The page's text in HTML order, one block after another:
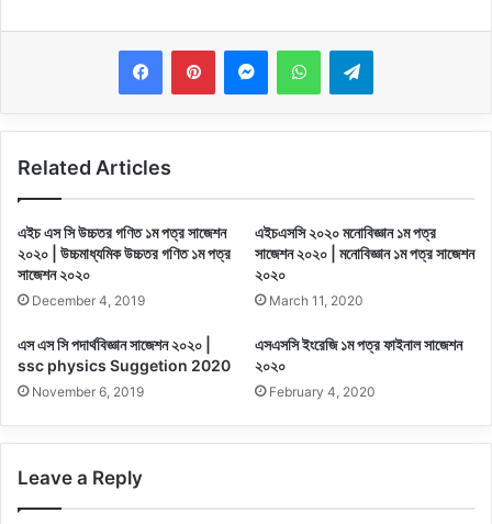
MessengerWhatsAppTelegram
Related Articles
এইচ এস সি উচ্চতর গণিত ১ম পত্র সাজেশন
২০২০ | উচ্চমাধ্যমিক উচ্চতর গণিত ১ম পত্র
সাজেশন ২০২০
December 4, 2019
এইচএসসি ২০২০ মনোবিজ্ঞান ১ম পত্র
সাজেশন ২০২০ | মনোবিজ্ঞান ১ম পত্র সাজেশন
২০২০
March 11, 2020
এস এস সি পদার্থবিজ্ঞান সাজেশন ২০২০ |
ssc physics Suggetion 2020
November 6, 2019
এসএসসি ইংরেজি ১ম পত্র ফাইনাল সাজেশন
২০২০
February 4, 2020
Leave a Reply